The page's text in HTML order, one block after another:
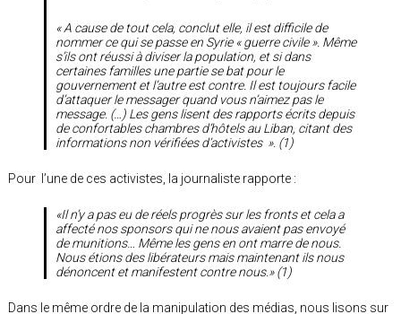
« A cause de tout cela, conclut elle, il est difficile de
nommer ce qui se passe en Syrie « guerre civile ». Même
s’ils ont réussi à diviser la population, et si dans
certaines familles une partie se bat pour le
gouvernement et l’autre est contre. Il est toujours facile
d’attaquer le messager quand vous n’aimez pas le
message. (…) Les gens lisent des rapports écrits depuis
de confortables chambres d’hôtels au Liban, citant des
informations non vérifiées d’activistes ». (1)
Pour l’une de ces activistes, la journaliste rapporte :
«Il n’y a pas eu de réels progrès sur les fronts et cela a
affecté nos sponsors qui ne nous avaient pas envoyé
de munitions… Même les gens en ont marre de nous.
Nous étions des libérateurs mais maintenant ils nous
dénoncent et manifestent contre nous.» (1)
Dans le même ordre de la manipulation des médias, nous lisons sur